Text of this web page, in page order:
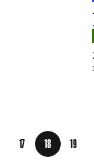
17 18 19